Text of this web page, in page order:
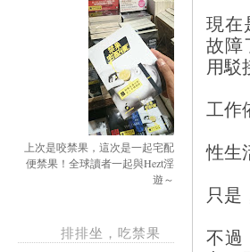
上次是咬禁果，這次是一起宅配
便禁果！全球讀者一起與Hezt淫
遊～
排排坐，吃禁果
現在
故障
用駁
工作
性生
只是
不過